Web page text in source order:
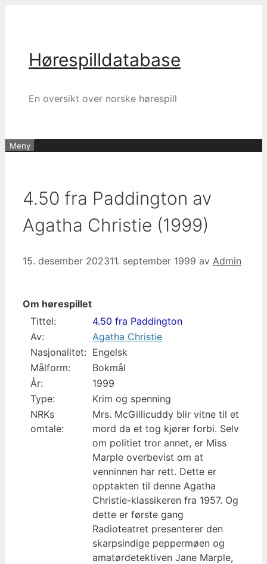
Hørespilldatabase
En oversikt over norske hørespill
Meny
4.50 fra Paddington av
Agatha Christie (1999)
15. desember 202311. september 1999 av Admin
Om hørespillet
Tittel:
4.50 fra Paddington
Av:
Agatha Christie
Nasjonalitet: Engelsk
Målform:
Bokmål
År:
1999
Type:
Krim og spenning
NRKs
omtale:
Mrs. McGillicuddy blir vitne til et
mord da et tog kjører forbi. Selv
om politiet tror annet, er Miss
Marple overbevist om at
venninnen har rett. Dette er
opptakten til denne Agatha
Christie-klassikeren fra 1957. Og
dette er første gang
Radioteatret presenterer den
skarpsindige peppermøen og
amatørdetektiven Jane Marple,